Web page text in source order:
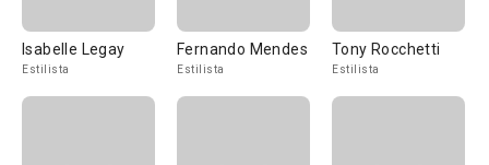
Isabelle Legay
Estilista
Fernando Mendes
Estilista
Tony Rocchetti
Estilista